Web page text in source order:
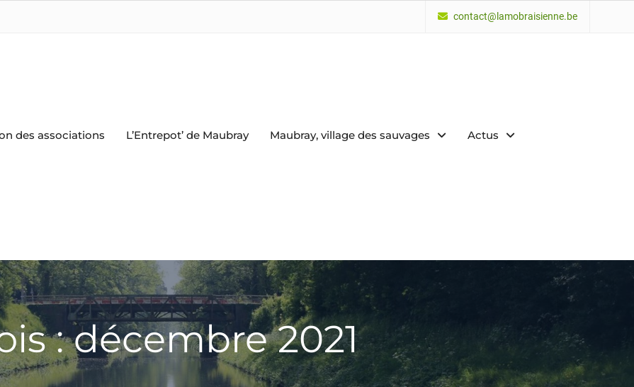
contact@lamobraisienne.be
des associations L’Entrepot’ de Maubray Maubray, village des sauvages Actus
: décembre 2021